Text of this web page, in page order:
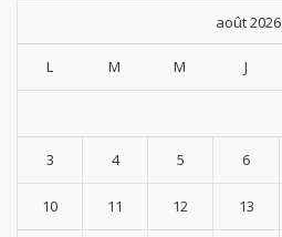
août 2026
L M M J
3 4 5 6
10 11 12 13